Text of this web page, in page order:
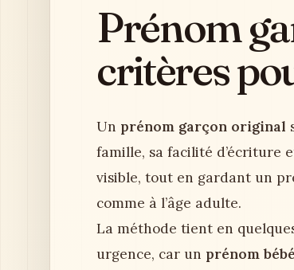
Prénom
critères
Un prénom garçon original
famille, sa facilité d’écriture
visible, tout en gardant un
comme à l’âge adulte.
La méthode tient en
urgence, car un prénom